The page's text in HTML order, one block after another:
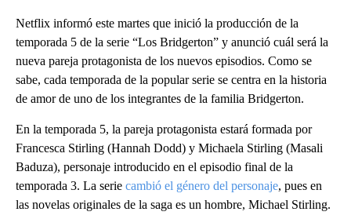
Netflix informó este martes que inició la producción de la
temporada 5 de la serie “Los Bridgerton” y anunció cuál será la
nueva pareja protagonista de los nuevos episodios. Como se
sabe, cada temporada de la popular serie se centra en la historia
de amor de uno de los integrantes de la familia Bridgerton.
En la temporada 5, la pareja protagonista estará formada por
Francesca Stirling (Hannah Dodd) y Michaela Stirling (Masali
Baduza), personaje introducido en el episodio final de la
temporada 3. La serie cambió el género del personaje, pues en
las novelas originales de la saga es un hombre, Michael Stirling.